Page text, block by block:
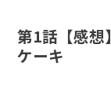
第1話【感想
ケーキ